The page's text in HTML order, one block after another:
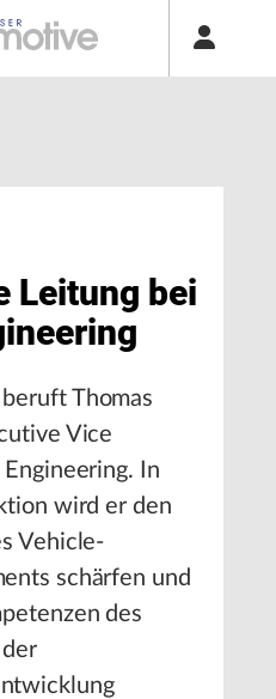
Leitung bei
Thomas
Vice
In
wird er den
Vehicle-
schärfen und
des